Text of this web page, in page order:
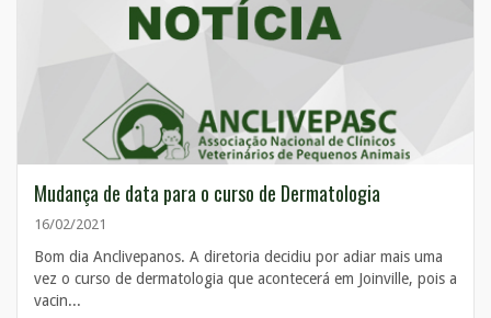
Mudança de data para o curso de Dermatologia
16/02/2021
Bom dia Anclivepanos. A diretoria decidiu por adiar mais uma
vez o curso de dermatologia que acontecerá em Joinville, pois a
vacin...